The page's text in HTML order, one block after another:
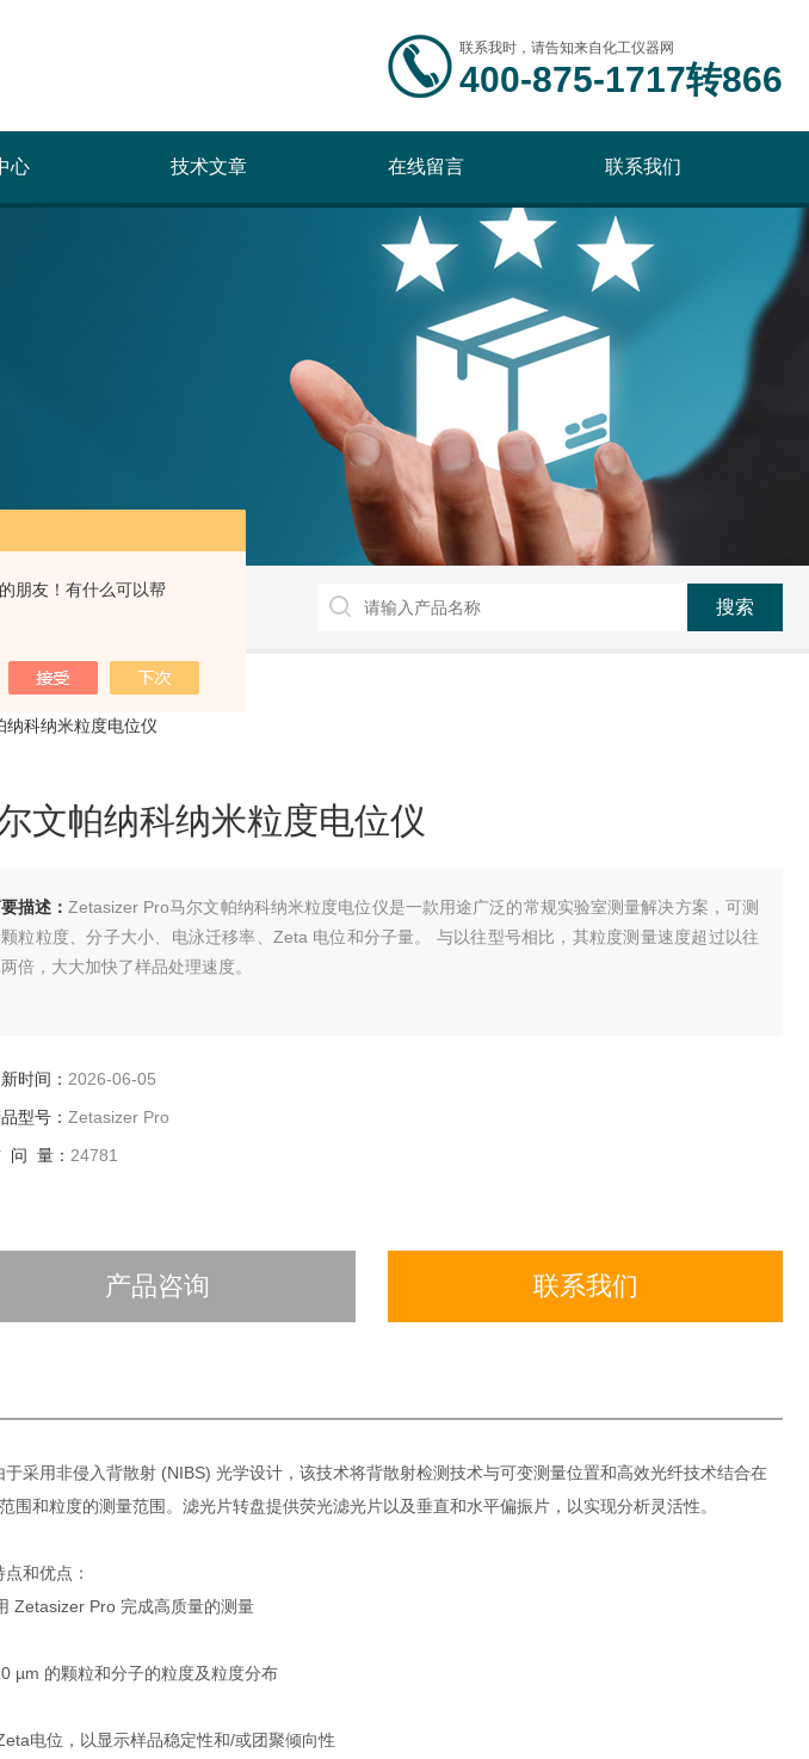
朋友！有什么可以帮
联系我时，请告知来自化工仪器网
400-875-1717转866
心 技术文章 在线留言 联系我们
科纳米粒度电位仪
文帕纳科纳米粒度电位仪
描述： Zetasizer Pro马尔文帕纳科纳米粒度电位仪是一款用途广泛的常规实验室测量解决方案，可测
粒粒度、分子大小、电泳迁移率、Zeta 电位和分子量。 与以往型号相比，其粒度测量速度超过以往
倍，大大加快了样品处理速度。
时间： 2026-06-05
型号： Zetasizer Pro
问 量： 24781
产品咨询 联系我们
于采用非侵入背散射 (NIBS) 光学设计，该技术将背散射检测技术与可变测量位置和高效光纤技术结合在
围和粒度的测量范围。滤光片转盘提供荧光滤光片以及垂直和水平偏振片，以实现分析灵活性。
点和优点：
Zetasizer Pro 完成高质量的测量
µm 的颗粒和分子的粒度及粒度分布
电位，以显示样品稳定性和/或团聚倾向性